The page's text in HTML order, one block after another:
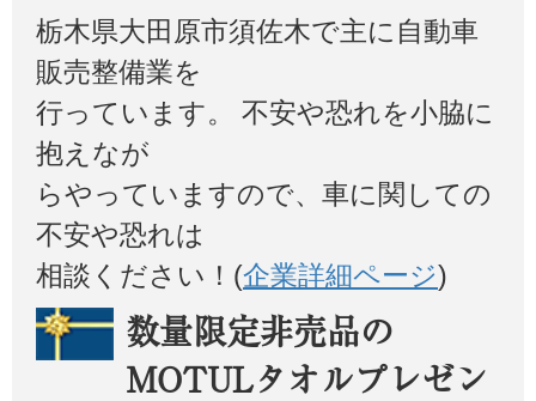
栃木県大田原市須佐木で主に自動車
販売整備業を
行っています。 不安や恐れを小脇に
抱えなが
らやっていますので、車に関しての
不安や恐れは
相談ください！(企業詳細ページ)
数量限定非売品の
MOTULタオルプレゼン